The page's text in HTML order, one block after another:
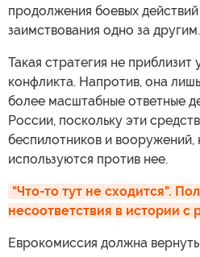
продолжения боевых
заимствования одно за другим.
Такая стратегия не приблизит
конфликта. Напротив, она
более масштабные ответные
России, поскольку эти
беспилотников и вооружений,
используются против нее.
"Что-то тут не сходится".
несоответствия в истории с
Еврокомиссия должна